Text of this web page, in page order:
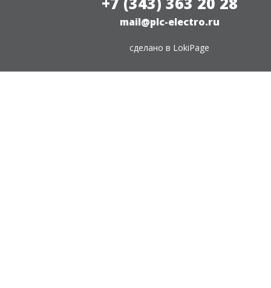
mail@plc-electro.ru
сделано в LokiPage